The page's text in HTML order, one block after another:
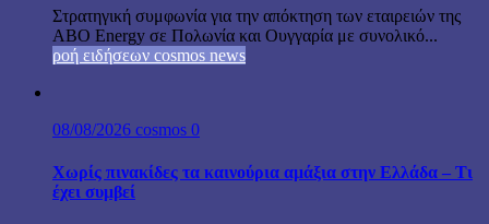
Στρατηγική συμφωνία για την απόκτηση των εταιρειών της
ABO Energy σε Πολωνία και Ουγγαρία με συνολικό...
ροή ειδήσεων cosmos news
08/08/2026 cosmos 0
Χωρίς πινακίδες τα καινούρια αμάξια στην Ελλάδα – Τι
έχει συμβεί